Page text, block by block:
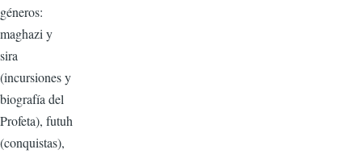
géneros:
maghazi y
sira
(incursiones y
biografía del
Profeta), futuh
(conquistas),